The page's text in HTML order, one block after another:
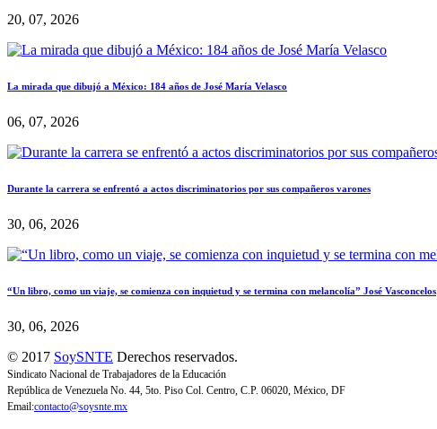
20, 07, 2026
La mirada que dibujó a México: 184 años de José María Velasco
06, 07, 2026
Durante la carrera se enfrentó a actos discriminatorios por sus compañeros varones
30, 06, 2026
“Un libro, como un viaje, se comienza con inquietud y se termina con melancolía” José Vasconcelos
30, 06, 2026
© 2017 SoySNTE Derechos reservados.
Sindicato Nacional de Trabajadores de la Educación
República de Venezuela No. 44, 5to. Piso Col. Centro, C.P. 06020, México, DF
Email:contacto@soysnte.mx